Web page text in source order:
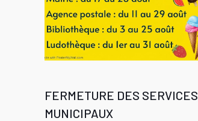
FERMETURE DES SERVICES
MUNICIPAUX